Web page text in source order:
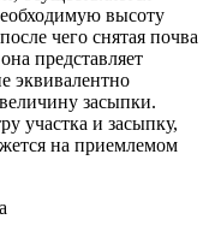
высоту
чего снятая почва
представляет
эквивалентно
засыпки.
участка и засыпку,
на приемлемом